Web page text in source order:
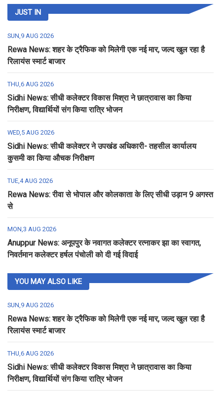
JUST IN
SUN,9 AUG 2026
Rewa News: शहर के ट्रैफिक को मिलेगी एक नई मार, जल्द खुल रहा है
रिलायंस स्मार्ट बाजार
THU,6 AUG 2026
Sidhi News: सीधी कलेक्टर विकास मिश्रा ने छात्रावास का किया
निरीक्षण, विद्यार्थियों संग किया रात्रि भोजन
WED,5 AUG 2026
Sidhi News: सीधी कलेक्टर ने उपखंड अधिकारी- तहसील कार्यालय
कुसमी का किया औचक निरीक्षण
TUE,4 AUG 2026
Rewa News: रीवा से भोपाल और कोलकाता के लिए सीधी उड़ान 9 अगस्त
से
MON,3 AUG 2026
Anuppur News: अनूपपुर के नवागत कलेक्टर रत्नाकर झा का स्वागत,
निवर्तमान कलेक्टर हर्षल पंचोली को दी गई विदाई
YOU MAY ALSO LIKE
SUN,9 AUG 2026
Rewa News: शहर के ट्रैफिक को मिलेगी एक नई मार, जल्द खुल रहा है
रिलायंस स्मार्ट बाजार
THU,6 AUG 2026
Sidhi News: सीधी कलेक्टर विकास मिश्रा ने छात्रावास का किया
निरीक्षण, विद्यार्थियों संग किया रात्रि भोजन